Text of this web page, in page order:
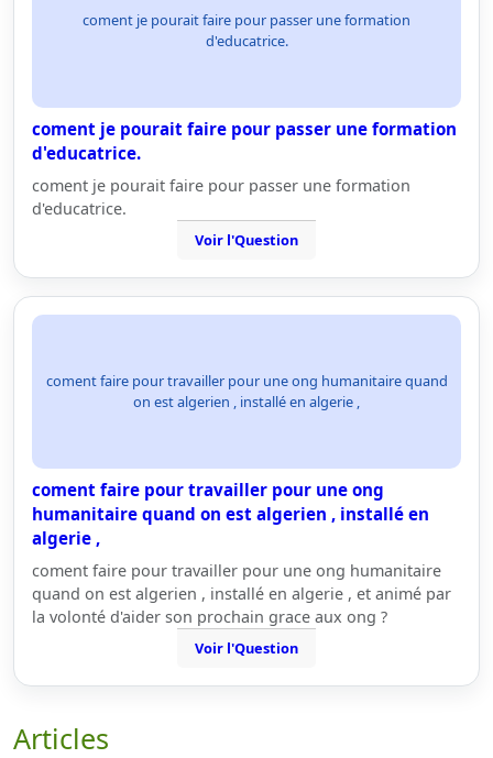
coment je pourait faire pour passer une formation
d'educatrice.
coment je pourait faire pour passer une formation
d'educatrice.
coment je pourait faire pour passer une formation
d'educatrice.
Voir l'Question
coment faire pour travailler pour une ong humanitaire quand
on est algerien , installé en algerie ,
coment faire pour travailler pour une ong
humanitaire quand on est algerien , installé en
algerie ,
coment faire pour travailler pour une ong humanitaire
quand on est algerien , installé en algerie , et animé par
la volonté d'aider son prochain grace aux ong ?
Voir l'Question
Articles